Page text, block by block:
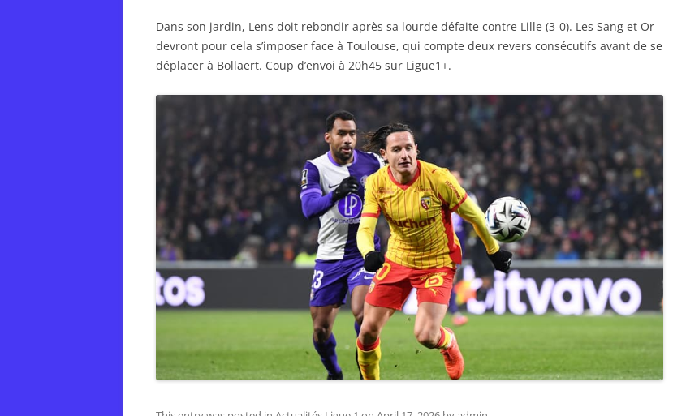
Dans son jardin, Lens doit rebondir après sa lourde défaite contre Lille (3-0). Les Sang et Or
devront pour cela s’imposer face à Toulouse, qui compte deux revers consécutifs avant de se
déplacer à Bollaert. Coup d’envoi à 20h45 sur Ligue1+.